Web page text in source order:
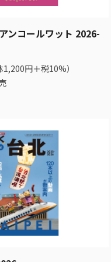
ンコールワット 2026-
円＋税10%）